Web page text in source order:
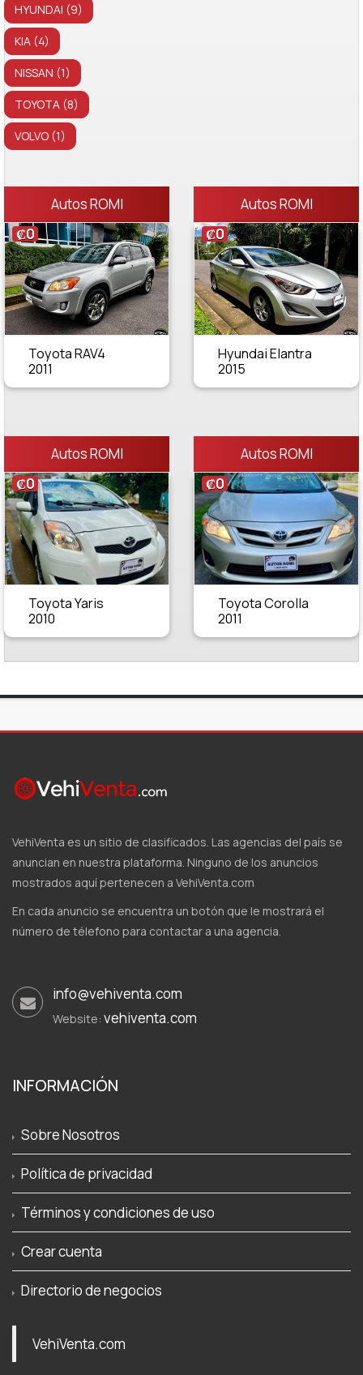
HYUNDAI (9)
KIA (4)
NISSAN (1)
TOYOTA (8)
VOLVO (1)
Autos ROMI
₡0
Toyota RAV4
2011
Autos ROMI
₡0
Hyundai Elantra
2015
Autos ROMI
₡0
Toyota Yaris
2010
Autos ROMI
₡0
Toyota Corolla
2011
VehiVenta es un sitio de clasificados. Las agencias del país se
anuncian en nuestra plataforma. Ninguno de los anuncios
mostrados aquí pertenecen a VehiVenta.com
En cada anuncio se encuentra un botón que le mostrará el
número de télefono para contactar a una agencia.
info@vehiventa.com
Website: vehiventa.com
INFORMACIÓN
Sobre Nosotros
Política de privacidad
Términos y condiciones de uso
Crear cuenta
Directorio de negocios
VehiVenta.com